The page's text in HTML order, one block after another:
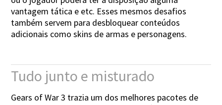
vantagem tática e etc. Esses mesmos desafios
também servem para desbloquear conteúdos
adicionais como skins de armas e personagens.
Tudo junto e misturado
Gears of War 3 trazia um dos melhores pacotes de